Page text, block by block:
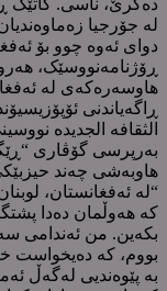
لە جۆرجیا
دوای ئەوە چوو بۆ
ڕۆژنامەنووسێک،
هاوسەرەکەی لە
ڕاگەیاندنی
الثقافە الجدیدە
بەرپرسی گۆڤاری
هاوبەشی چەند
“لە ئەفغانستان،
کە هەوڵمان دەدا
بکەین. من ئەندامی
بووم، کە دەیخواست